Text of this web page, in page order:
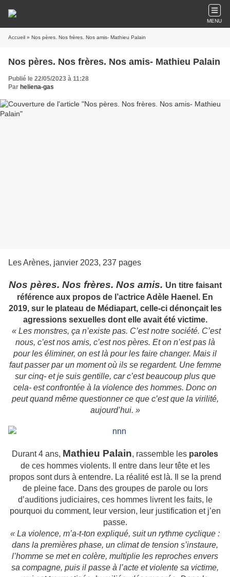
MENU
Accueil » Nos pères. Nos frères. Nos amis- Mathieu Palain
Nos pères. Nos frères. Nos amis- Mathieu Palain
Publié le 22/05/2023 à 11:28
Par heliena-gas
Les Arènes, janvier 2023, 237 pages
Nos pères. Nos frères. Nos amis. Un titre faisant
référence aux propos de l’actrice Adèle Haenel. En
2019, sur le plateau de Médiapart, celle-ci dénonçait les
agressions sexuelles dont elle avait été victime.
« Les monstres, ça n’existe pas. C’est notre société. C’est
nous, c’est nos amis, c’est nos pères. Et on n’est pas là
pour les éliminer, on est là pour les faire changer. Mais il
faut passer par un moment où ils se regardent. Une femme
sur cinq- et je suis gentille, car c’est beaucoup plus que
cela- est confrontée à la violence des hommes. Donc on
peut quand même questionner ce que c’est que la virilité,
aujourd’hui. »
Durant 4 ans, Mathieu Palain, rassemble les paroles
de ces hommes violents. Il entre dans leur tête et les
propos sont durs à entendre. La réalité est là. Il se la prend
de pleine face. Dans des groupes de parole ou lors
d’auditions judiciaires, ces hommes livrent les faits, le
pourquoi du comment, leur version, leur justification et j’en
passe.
« La violence, m’a-t-ton expliqué, suit un rythme cyclique :
dans la premières phase, un climat de tension s’instaure,
l’homme se met en colère, multiplie les reproches envers
sa compagne, puis il passe à l’acte et violente sa victime,